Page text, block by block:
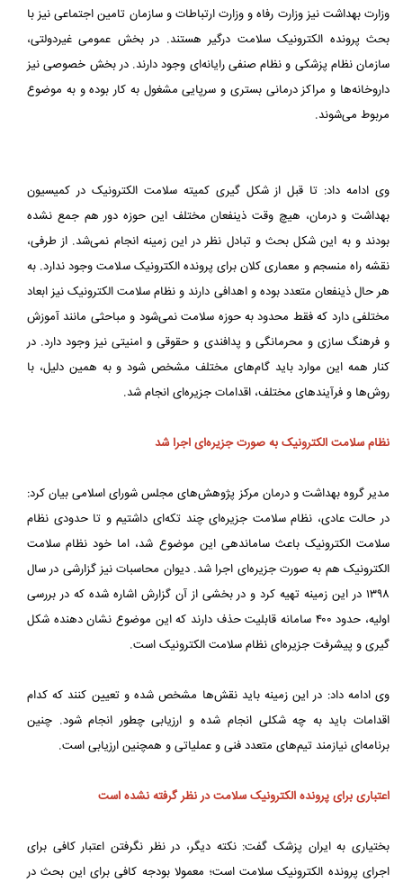
وزارت بهداشت نیز وزارت رفاه و وزارت ارتباطات و سازمان تامین اجتماعی نیز با
بحث پرونده الکترونیک سلامت درگیر هستند. در بخش عمومی غیردولتی،
سازمان نظام پزشکی و نظام صنفی رایانه‌ای وجود دارند. در بخش خصوصی نیز
داروخانه‌ها و مراکز درمانی بستری و سرپایی مشغول به کار بوده و به موضوع
مربوط می‌شوند.
وی ادامه داد: تا قبل از شکل گیری کمیته سلامت الکترونیک در کمیسیون
بهداشت و درمان، هیچ وقت ذینفعان مختلف این حوزه دور هم جمع نشده
بودند و به این شکل بحث و تبادل نظر در این زمینه انجام نمی‌شد. از طرفی،
نقشه راه منسجم و معماری کلان برای پرونده الکترونیک سلامت وجود ندارد. به
هر حال ذینفعان متعدد بوده و اهدافی دارند و نظام سلامت الکترونیک نیز ابعاد
مختلفی دارد که فقط محدود به حوزه سلامت نمی‌شود و مباحثی مانند آموزش
و فرهنگ سازی و محرمانگی و پدافندی و حقوقی و امنیتی نیز وجود دارد. در
کنار همه این موارد باید گام‌های مختلف مشخص شود و به همین دلیل، با
روش‌ها و فرآیندهای مختلف، اقدامات جزیره‌ای انجام شد.
نظام سلامت الکترونیک به صورت جزیره‌ای اجرا شد
مدیر گروه بهداشت و درمان مرکز پژوهش‌های مجلس شورای اسلامی بیان کرد:
در حالت عادی، نظام سلامت جزیره‌ای چند تکه‌ای داشتیم و تا حدودی نظام
سلامت الکترونیک باعث ساماندهی این موضوع شد، اما خود نظام سلامت
الکترونیک هم به صورت جزیره‌ای اجرا شد. دیوان محاسبات نیز گزارشی در سال
۱۳۹۸ در این زمینه تهیه کرد و در بخشی از آن گزارش اشاره شده که در بررسی
اولیه، حدود ۴۰۰ سامانه قابلیت حذف دارند که این موضوع نشان دهنده شکل
گیری و پیشرفت جزیره‌ای نظام سلامت الکترونیک است.
وی ادامه داد: در این زمینه باید نقش‌ها مشخص شده و تعیین کنند که کدام
اقدامات باید به چه شکلی انجام شده و ارزیابی چطور انجام شود. چنین
برنامه‌ای نیازمند تیم‌های متعدد فنی و عملیاتی و همچنین ارزیابی است.
اعتباری برای پرونده الکترونیک سلامت در نظر گرفته نشده است
بختیاری به ایران پزشک گفت: نکته دیگر، در نظر نگرفتن اعتبار کافی برای
اجرای پرونده الکترونیک سلامت است؛ معمولا بودجه کافی برای این بحث در